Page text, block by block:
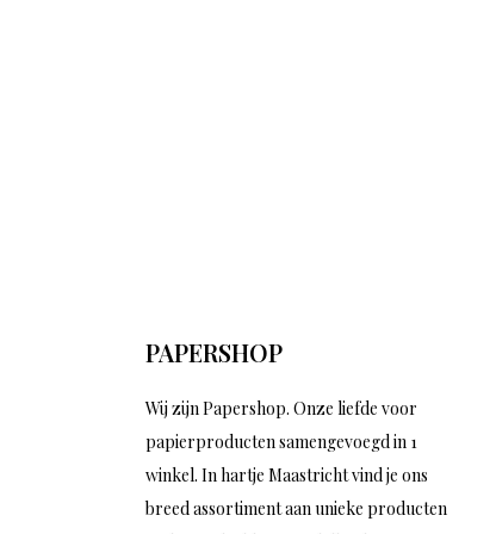
PAPERSHOP
Wij zijn Papershop. Onze liefde voor
papierproducten samengevoegd in 1
winkel. In hartje Maastricht vind je ons
breed assortiment aan unieke producten